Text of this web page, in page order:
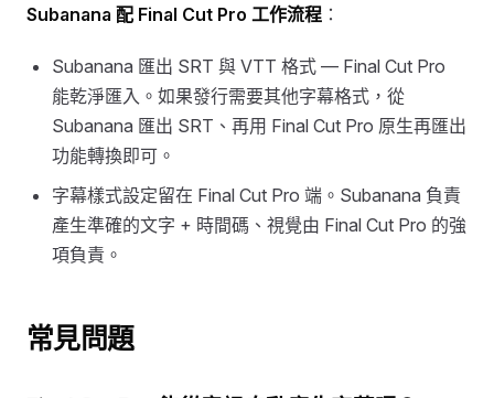
Subanana 配 Final Cut Pro 工作流程 ：
Subanana 匯出 SRT 與 VTT 格式 — Final Cut Pro
能乾淨匯入。如果發行需要其他字幕格式，從
Subanana 匯出 SRT、再用 Final Cut Pro 原生再匯出
功能轉換即可。
字幕樣式設定留在 Final Cut Pro 端。Subanana 負責
產生準確的文字 + 時間碼、視覺由 Final Cut Pro 的強
項負責。
常見問題